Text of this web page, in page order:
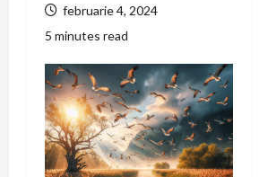
februarie 4, 2024
5 minutes read